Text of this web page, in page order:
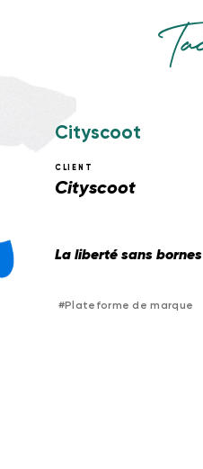
Cityscoot
CLIENT
Cityscoot
La liberté sans bornes
#Plateforme de marque